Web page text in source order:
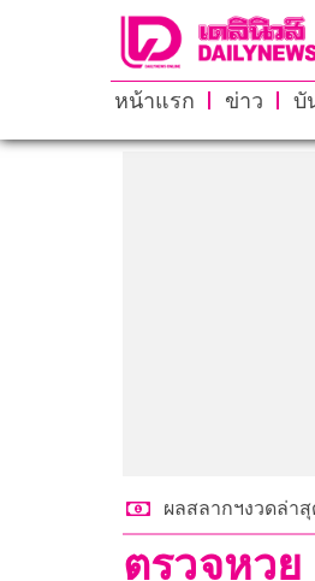
หน้าแรก ข่าว บั
ผลสลากฯงวดล่า
ตรวจหว